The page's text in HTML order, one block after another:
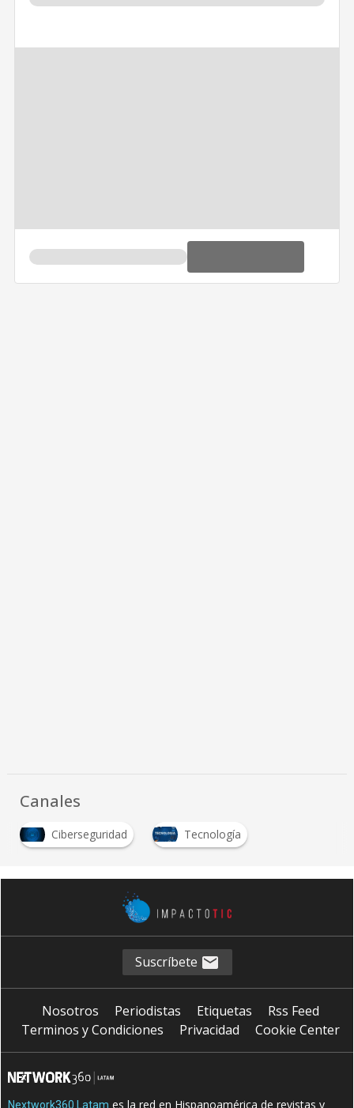
Canales
Ciberseguridad Tecnología
Suscríbete
Nosotros Periodistas Etiquetas
Rss Feed
Terminos y Condiciones
Privacidad Cookie Center
Nextwork360 Latam es la red en Hispanoamérica de revistas y